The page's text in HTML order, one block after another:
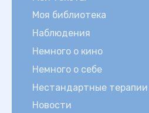
Моя библиотека
Наблюдения
Немного о кино
Немного о себе
Нестандартные терапии
Новости